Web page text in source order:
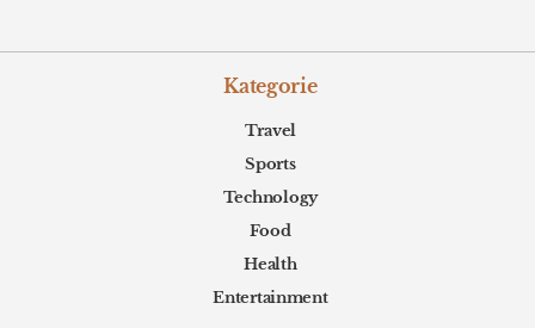
Kategorie
Travel
Sports
Technology
Food
Health
Entertainment